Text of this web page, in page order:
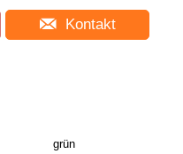
Kontakt
grün